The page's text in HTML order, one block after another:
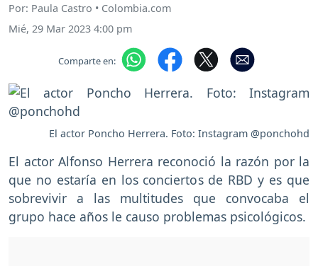
Por: Paula Castro • Colombia.com
Mié, 29 Mar 2023 4:00 pm
Comparte en:
El actor Poncho Herrera. Foto: Instagram @ponchohd
El actor Alfonso Herrera reconoció la razón por la
que no estaría en los conciertos de RBD y es que
sobrevivir a las multitudes que convocaba el
grupo hace años le causo problemas psicológicos.